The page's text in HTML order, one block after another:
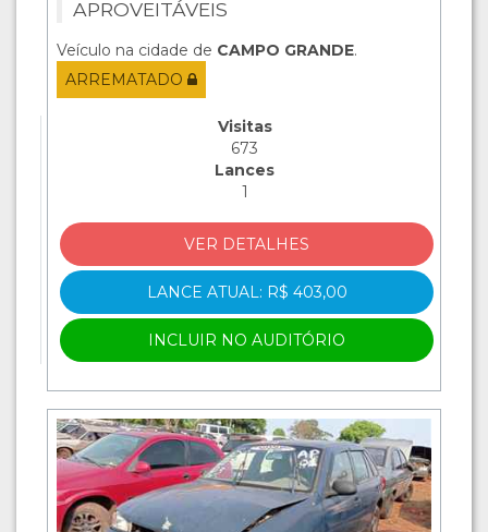
APROVEITÁVEIS
Veículo na cidade de CAMPO GRANDE.
ARREMATADO
Visitas
673
Lances
1
VER DETALHES
LANCE ATUAL: R$ 403,00
INCLUIR NO AUDITÓRIO